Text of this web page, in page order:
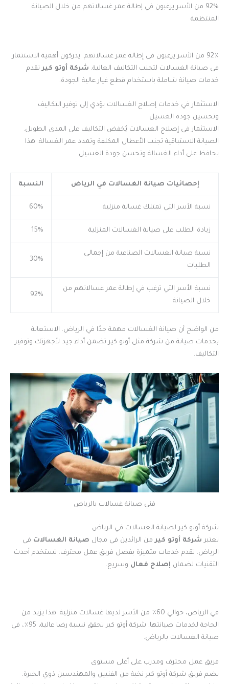
92% من الأسر يرغبون في إطالة عمر غسالاتهم من خلال الصيانة
المنتظمة
92٪ من الأسر يرغبون في إطالة عمر غسالاتهم. يدركون أهمية الاستثمار
في صيانة الغسالات لتجنب التكاليف العالية. شركة أوتو كيرتقدم
خدمات صيانة شاملة باستخدام قطع غيار عالية الجودة.
الاستثمار في خدمات إصلاح الغسالات يؤدي إلى توفير التكاليف
وتحسين جودة الغسيل
الاستثمار في إصلاح الغسالات يُخفض التكاليف على المدى الطويل.
الصيانة الاستباقية تجنب الأعطال المكلفة وتمدد عمر الغسالة. هذا
يحافظ على أداء الغسالة وتحسن جودة الغسيل.
إحصائيات صيانة الغسالات في الرياض النسبة
نسبة الأسر التي تمتلك غسالة منزلية 60%
زيادة الطلب على صيانة الغسالات المنزلية 15%
نسبة صيانة الغسالات الصناعية من إجمالي
الطلبات
30%
نسبة الأسر التي ترغب في إطالة عمر غسالاتهم من
خلال الصيانة
92%
من الواضح أن صيانة الغسالات مهمة جدًا في الرياض. الاستعانة
بخدمات صيانة من شركة مثل أوتو كير تضمن أداء جيد لأجهزتك وتوفير
التكاليف.
فني صيانة غسالات بالرياض
شركة أوتو كير لصيانة الغسالات في الرياض
تعتبر شركة أوتو كير من الرائدين في مجال صيانة الغسالات في
الرياض. تقدم خدمات متميزة بفضل فريق عمل محترف. تستخدم أحدث
التقنيات لضمان إصلاح فعال وسريع.
في الرياض، حوالي 60٪ من الأسر لديها غسالات منزلية. هذا يزيد من
الحاجة لخدمات صيانتها. شركة أوتو كير تحقق نسبة رضا عالية، 95٪، في
صيانة الغسالات بالرياض.
فريق عمل محترف ومدرب على أعلى مستوى
يضم فريق شركة أوتو كير نخبة من الفنيين والمهندسين ذوي الخبرة.